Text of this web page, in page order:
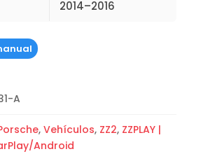
2014–2016
A
, Vehículos, ZZ2, ZZPLAY |
Android